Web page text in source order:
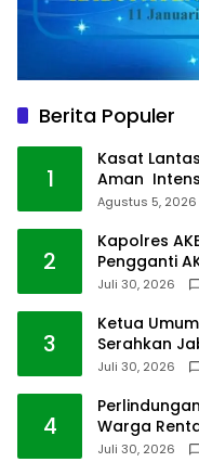
Berita Populer
1
Kasat
Aman
Agustus 5, 2026
2
Kapolres
Pengganti
Juli 30, 2026
3
Ketua
Serahkan
Juli 30, 2026
4
Warga
Juli 30, 2026